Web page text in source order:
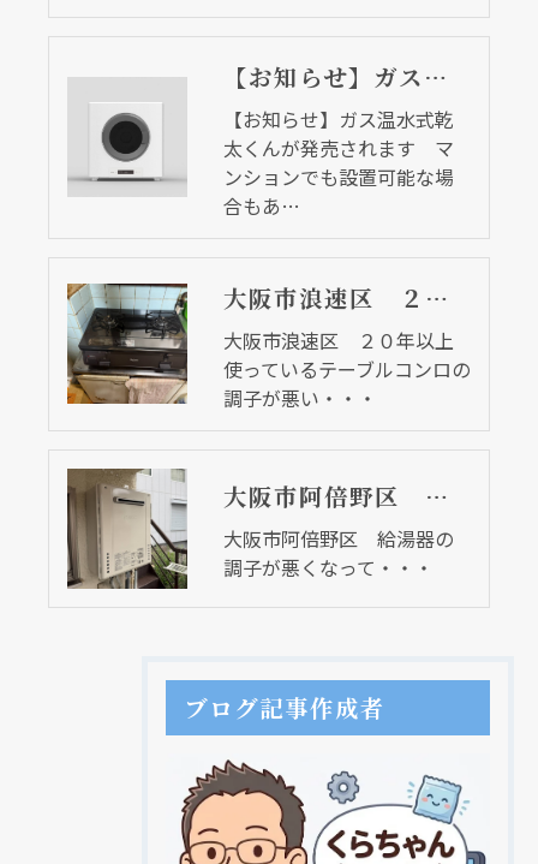
【お知らせ】ガス温水式乾太くんが発売されます マンションでも設置可能な場合もあります
【お知らせ】ガス温水式乾
太くんが発売されます マ
ンションでも設置可能な場
合もあ…
大阪市浪速区 ２０年以上使っているテーブルコンロの調子が悪い・・・
大阪市浪速区 ２０年以上
使っているテーブルコンロの
調子が悪い・・・
大阪市阿倍野区 給湯器の調子が悪くなって・・・
大阪市阿倍野区 給湯器の
調子が悪くなって・・・
ブログ記事作成者